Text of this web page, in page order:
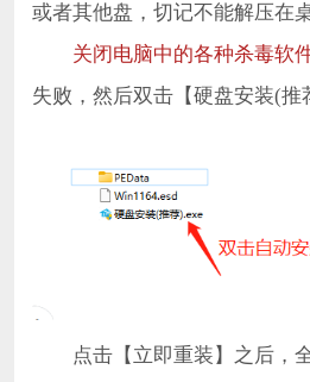
或者其他盘，切记不能解压在
关闭电脑中的各种杀毒软
失败，然后双击【硬盘安装(推
点击【立即重装】之后，全